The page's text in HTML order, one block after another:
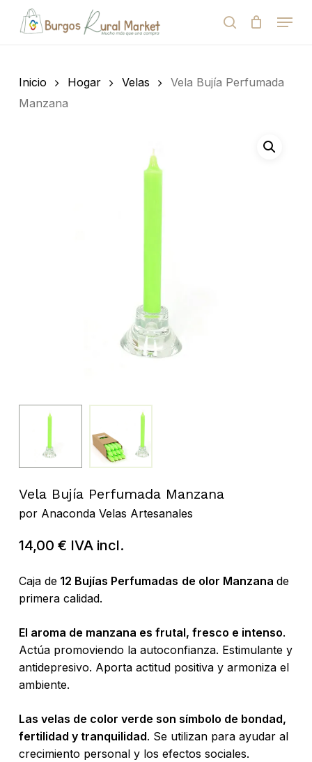
de
search
Menu
Cart
Inicio Hogar Velas
Vela Bujía Perfumada
Manzana
Vela Bujía Perfumada Manzana
por Anaconda Velas Artesanales
14,00 € IVA incl.
Caja de12 Bujías Perfumadas de olor Manzana de
primera calidad.
El aroma de manzana es frutal, fresco e intenso.
Actúa promoviendo la autoconfianza. Estimulante y
antidepresivo. Aporta actitud positiva y armoniza el
ambiente.
Las velas de color verde son símbolo de bondad,
fertilidad y tranquilidad. Se utilizan para ayudar al
crecimiento personal y los efectos sociales.